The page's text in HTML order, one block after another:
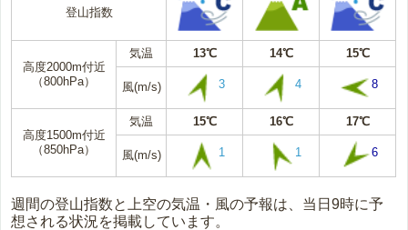
登山指数
高度2000m付近
（800hPa）
気温 13℃ 14℃ 15℃
風(m/s) 3 4 8
高度1500m付近
（850hPa）
気温 15℃ 16℃ 17℃
風(m/s) 1 1 6
週間の登山指数と上空の気温・風の予報は、当日9時に予
想される状況を掲載しています。